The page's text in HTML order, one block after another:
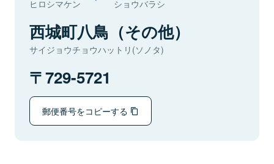
ヒロシマケン ショウバラシ
西城町八鳥（その他）
サイジョウチョウハットリ(ソノタ)
729-5721
郵便番号をコピーする